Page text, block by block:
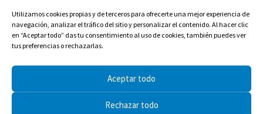
Utilizamos cookies propias y de terceros para ofrecerte una mejor experiencia de
navegación, analizar el tráfico del sitio y personalizar el contenido. Al hacer clic
en “Aceptar todo” das tu consentimiento al uso de cookies, también puedes ver
tus preferencias o rechazarlas.
Aceptar todo
Rechazar todo
Junta de Gobierno
Estructura del Colegio